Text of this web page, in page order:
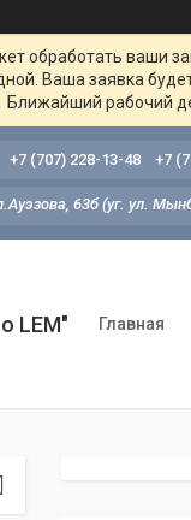
обработать ваши
Ваша заявка
Ближайший рабочий
63б (уг. ул.
+7 (707) 228-13-48 +7
LEM" Главная